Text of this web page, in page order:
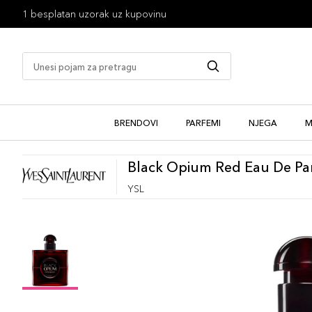
1 besplatan uzorak uz kupovinu
BRENDOVI PARFEMI NJEGA
Black Opium Red Eau De
YSL